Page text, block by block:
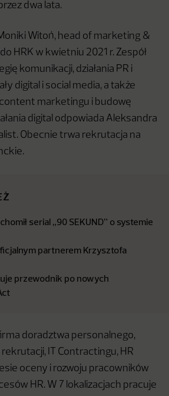
dwa lata.
Witoń, head of marketing &
HRK w kwietniu 2021 r. Zespół
komunikacji, działania PR i
digital i social media, a także
content marketingu i budowę
digital odpowiada Aleksandra
Obecnie trwa rekrutacja na
serial „90 SEKUND” o systemie
partnerem Krzysztofa
przewodnik po nowych
doradztwa personalnego,
IT Contractingu, HR
oceny i rozwoju pracowników
HR. W 7 lokalizacjach pracuje